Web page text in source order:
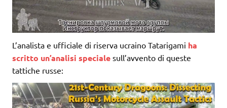
L’analista e ufficiale di riserva ucraino Tatarigami ha
scritto un’analisi speciale sull’avvento di queste
tattiche russe: